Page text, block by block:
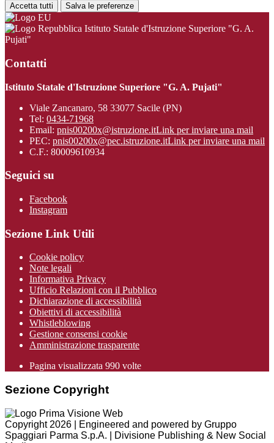
Accetta tutti Salva le preferenze
Istituto Statale d'Istruzione Superiore "G. A.
Pujati"
Contatti
Istituto Statale d'Istruzione Superiore "G. A. Pujati"
Viale Zancanaro, 58 33077 Sacile (PN)
Tel: 0434-71968
Email: pnis00200x@istruzione.itLink per inviare una mail
PEC: pnis00200x@pec.istruzione.itLink per inviare una mail
C.F.: 80009610934
Seguici su
Facebook
Instagram
Sezione Link Utili
Cookie policy
Note legali
Informativa Privacy
Ufficio Relazioni con il Pubblico
Dichiarazione di accessibilità
Obiettivi di accessibilità
Whistleblowing
Gestione consensi cookie
Amministrazione trasparente
Pagina visualizzata 990 volte
Sezione Copyright
Copyright 2026 | Engineered and powered by Gruppo
Spaggiari Parma S.p.A. | Divisione Publishing & New Social